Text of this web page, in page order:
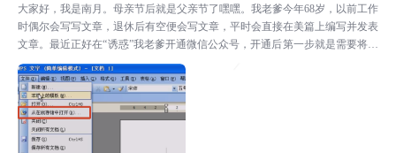
大家好，我是南月。母亲节后就是父亲节了嘿嘿。我老爹今年68岁，以前工作
时偶尔会写写文章，退休后有空便会写文章，平时会直接在美篇上编写并发表
文章。最近正好在“诱惑”我老爹开通微信公众号，开通后第一步就是需要将之
前发的文章重发到公众号内，而之前他都是在美篇中直...